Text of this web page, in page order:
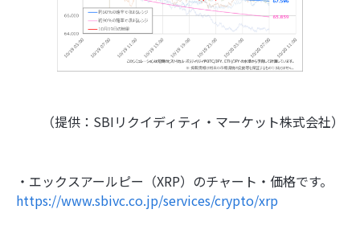
（提供：SBIリクイディティ・マーケット株式会社）
・エックスアールピー（XRP）のチャート・価格です。
https://www.sbivc.co.jp/services/crypto/xrp